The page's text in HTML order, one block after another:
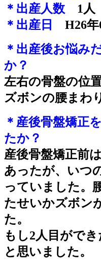
＊出産人数
1人
＊出産日
H26年
＊出産後お悩み
か？
左右の骨盤の位
ズボンの腰まわ
＊産後骨盤矯正
たか？
産後骨盤矯正前
あったが、いつ
っていました。
たせいかズボン
た。
もし2人目がで
と思いました。